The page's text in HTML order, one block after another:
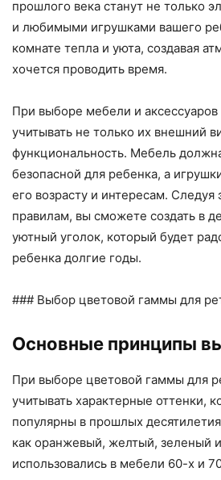
прошлого века станут не только
и любимыми игрушками вашего
комнате тепла и уюта, создавая
хочется проводить время.
При выборе мебели и
учитывать не только их внешний
функциональность. Мебель
безопасной для ребенка, а
его возрасту и интересам.
правилам, вы сможете создать в
уютный уголок, который будет
ребенка долгие годы.
### Выбор цветовой гаммы для
Основные принципы
При выборе цветовой гаммы для
учитывать характерные оттенки,
популярны в прошлых
как оранжевый, желтый, зеленый
использовались в мебели 60-х и